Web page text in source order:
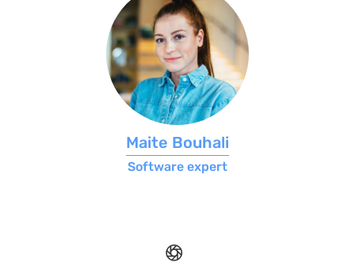
Maite Bouhali
Software expert